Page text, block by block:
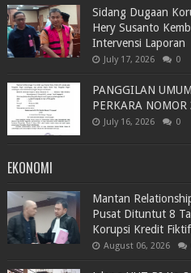
Sidang Dugaan
Hery Susanto
Intervensi Laporan
July 17, 2026 0
PANGGILAN
PERKARA
July 16, 2026 0
EKONOMI
Mantan
Pusat Dituntut 8
Korupsi Kredit
August 06, 2026